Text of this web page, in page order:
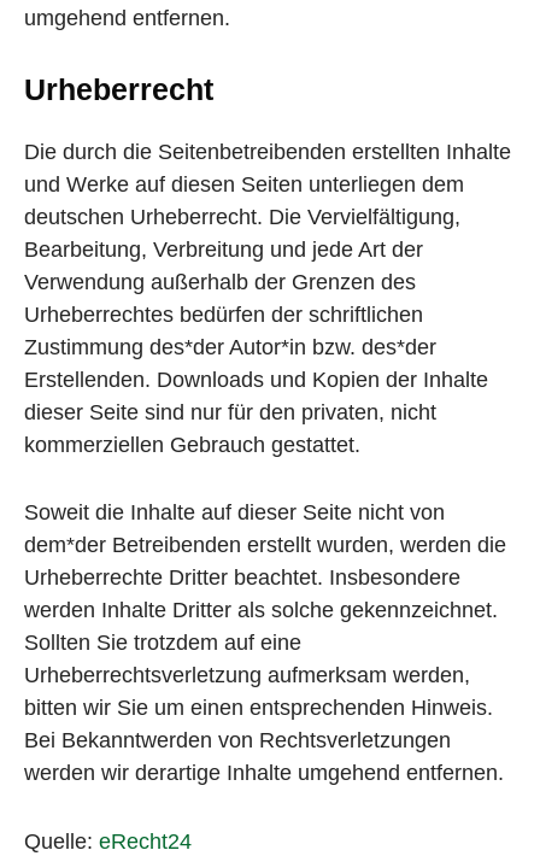
umgehend entfernen.
Urheberrecht
Die durch die Seitenbetreibenden erstellten Inhalte
und Werke auf diesen Seiten unterliegen dem
deutschen Urheberrecht. Die Vervielfältigung,
Bearbeitung, Verbreitung und jede Art der
Verwendung außerhalb der Grenzen des
Urheberrechtes bedürfen der schriftlichen
Zustimmung des*der Autor*in bzw. des*der
Erstellenden. Downloads und Kopien der Inhalte
dieser Seite sind nur für den privaten, nicht
kommerziellen Gebrauch gestattet.
Soweit die Inhalte auf dieser Seite nicht von
dem*der Betreibenden erstellt wurden, werden die
Urheberrechte Dritter beachtet. Insbesondere
werden Inhalte Dritter als solche gekennzeichnet.
Sollten Sie trotzdem auf eine
Urheberrechtsverletzung aufmerksam werden,
bitten wir Sie um einen entsprechenden Hinweis.
Bei Bekanntwerden von Rechtsverletzungen
werden wir derartige Inhalte umgehend entfernen.
Quelle: eRecht24